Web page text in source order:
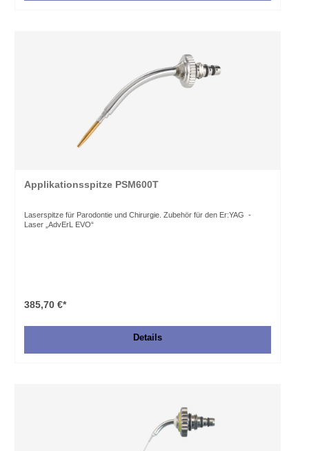
Applikationsspitze PSM600T
Laserspitze für Parodontie und Chirurgie. Zubehör für den Er:YAG -
Laser „AdvErL EVO“
385,70 €*
Details